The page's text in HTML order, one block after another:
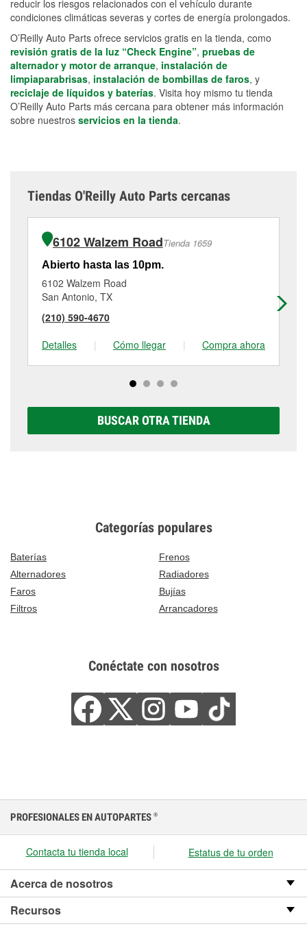
reducir los riesgos relacionados con el vehículo durante
condiciones climáticas severas y cortes de energía prolongados.
O’Reilly Auto Parts ofrece servicios gratis en la tienda, como
revisión gratis de la luz “Check Engine”, pruebas de
alternador y motor de arranque, instalación de
limpiaparabrisas, instalación de bombillas de faros, y
reciclaje de líquidos y baterías. Visita hoy mismo tu tienda
O’Reilly Auto Parts más cercana para obtener más información
sobre nuestros servicios en la tienda.
Tiendas O'Reilly Auto Parts cercanas
6102 Walzem RoadTienda 1659
Abierto hasta las 10pm.
6102 Walzem Road
San Antonio, TX
(210) 590-4670
Detalles
| Cómo llegar | Compra ahora
BUSCAR OTRA TIENDA
Categorías populares
Baterías
Frenos
Alternadores
Radiadores
Faros
Bujías
Filtros
Arrancadores
Conéctate con nosotros
PROFESIONALES EN AUTOPARTES ®
Contacta tu tienda local Estatus de tu orden
Acerca de nosotros
Recursos